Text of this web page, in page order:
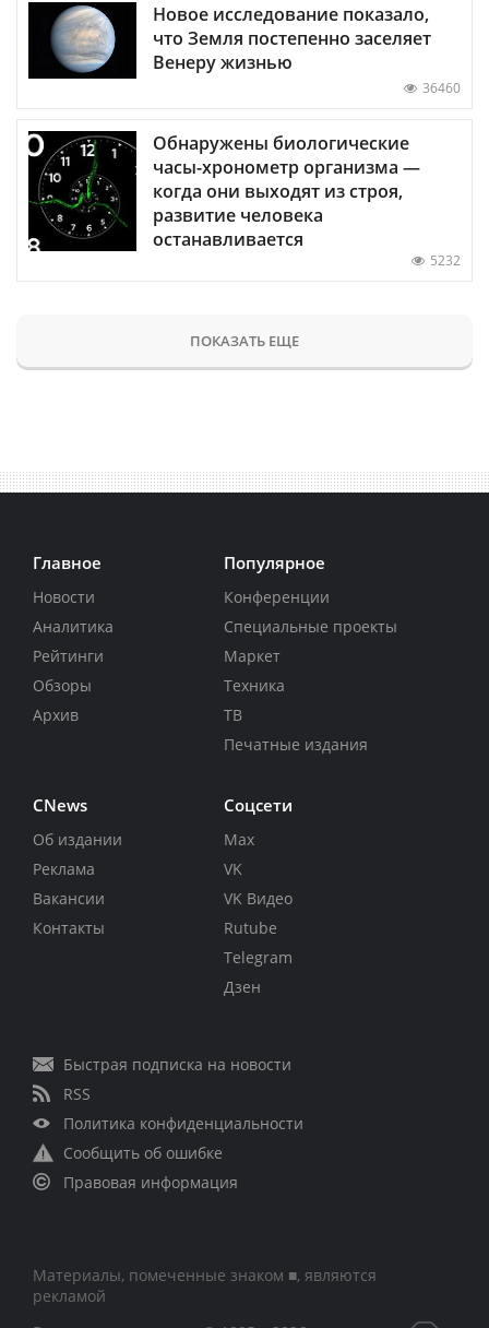
Новое исследование показало,
что Земля постепенно заселяет
Венеру жизнью
36460
Обнаружены биологические
часы-хронометр организма —
когда они выходят из строя,
развитие человека
останавливается
5232
ПОКАЗАТЬ ЕЩЕ
Главное
Новости
Аналитика
Рейтинги
Обзоры
Архив
Популярное
Конференции
Специальные проекты
Маркет
Техника
ТВ
Печатные издания
CNews
Об издании
Реклама
Вакансии
Контакты
Соцсети
Max
VK
VK Видео
Rutube
Telegram
Дзен
Быстрая подписка на новости
RSS
Политика конфиденциальности
Сообщить об ошибке
Правовая информация
Материалы, помеченные знаком ■, являются
рекламой